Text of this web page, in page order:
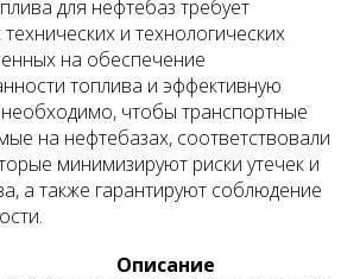
для нефтебаз требует
и технологических
на обеспечение
топлива и эффективную
необходимо, чтобы транспортные
на нефтебазах, соответствовали
минимизируют риски утечек и
а также гарантируют соблюдение
Описание